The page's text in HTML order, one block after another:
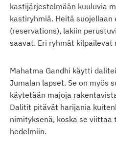
kastijärjestelmään kuuluvia
kastiryhmiä. Heitä suojellaan
(reservations), lakiin
saavat. Eri ryhmät
Mahatma Gandhi käytti
Jumalan lapset. Se on myös
käytetään majoja
Dalitit pitävät harijania
nimityksenä, koska se
hedelmiin.